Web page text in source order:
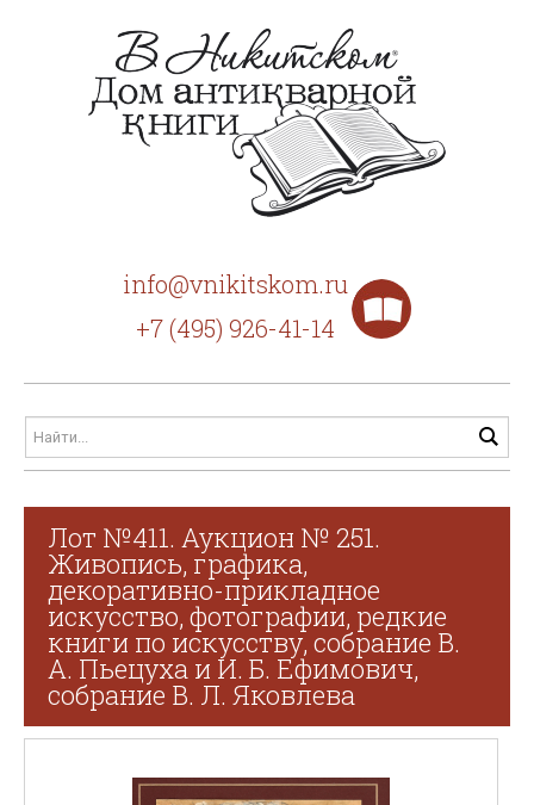
info@vnikitskom.ru
+7 (495) 926-41-14
Лот №411. Аукцион № 251.
Живопись, графика,
декоративно-прикладное
искусство, фотографии, редкие
книги по искусству, собрание В.
А. Пьецуха и И. Б. Ефимович,
собрание В. Л. Яковлева